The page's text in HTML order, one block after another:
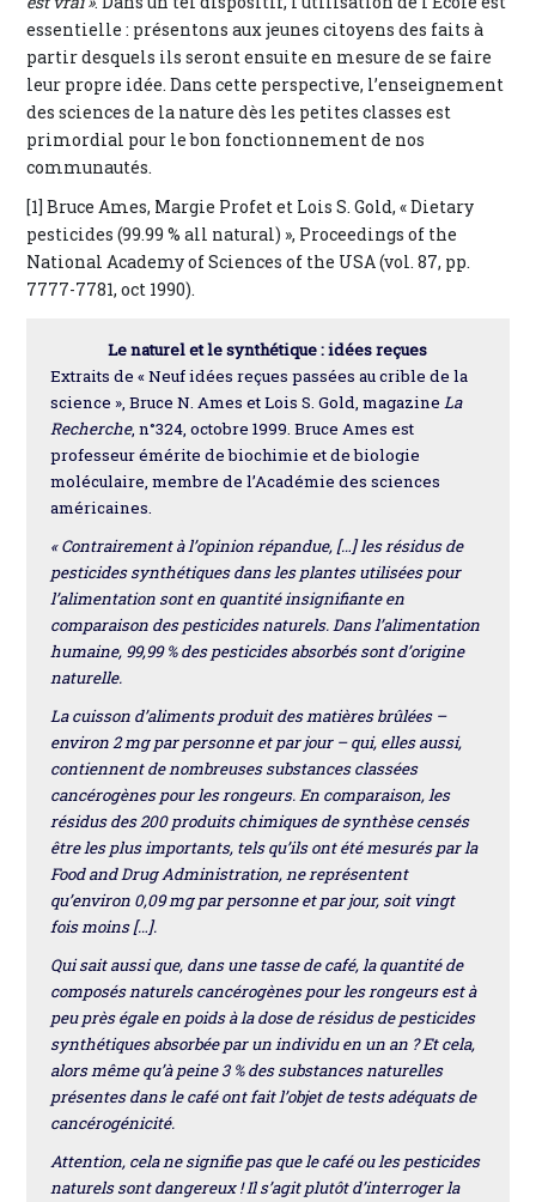
essentielle : présentons aux jeunes citoyens des faits à
partir desquels ils seront ensuite en mesure de se faire
leur propre idée. Dans cette perspective, l’enseignement
des sciences de la nature dès les petites classes est
primordial pour le bon fonctionnement de nos
communautés.
[1] Bruce Ames, Margie Profet et Lois S. Gold, « Dietary
pesticides (99.99 % all natural) », Proceedings of the
National Academy of Sciences of the USA (vol. 87, pp.
7777-7781, oct 1990).
Le naturel et le synthétique : idées reçues
Extraits de « Neuf idées reçues passées au crible de la
science », Bruce N. Ames et Lois S. Gold, magazineLa
Recherche, n°324, octobre 1999. Bruce Ames est
professeur émérite de biochimie et de biologie
moléculaire, membre de l’Académie des sciences
américaines.
« Contrairement à l’opinion répandue, […] les résidus de
pesticides synthétiques dans les plantes utilisées pour
l’alimentation sont en quantité insignifiante en
comparaison des pesticides naturels. Dans l’alimentation
humaine, 99,99 % des pesticides absorbés sont d’origine
naturelle.
La cuisson d’aliments produit des matières brûlées –
environ 2 mg par personne et par jour – qui, elles aussi,
contiennent de nombreuses substances classées
cancérogènes pour les rongeurs. En comparaison, les
résidus des 200 produits chimiques de synthèse censés
être les plus importants, tels qu’ils ont été mesurés par la
Food and Drug Administration, ne représentent
qu’environ 0,09 mg par personne et par jour, soit vingt
fois moins […].
Qui sait aussi que, dans une tasse de café, la quantité de
composés naturels cancérogènes pour les rongeurs est à
peu près égale en poids à la dose de résidus de pesticides
synthétiques absorbée par un individu en un an ? Et cela,
alors même qu’à peine 3 % des substances naturelles
présentes dans le café ont fait l’objet de tests adéquats de
cancérogénicité.
Attention, cela ne signifie pas que le café ou les pesticides
naturels sont dangereux ! Il s’agit plutôt d’interroger la